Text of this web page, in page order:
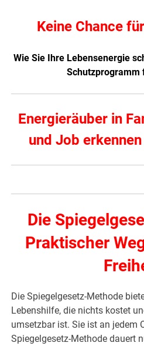
Keine Chance
Wie Sie Ihre Lebensenergie
Schutzprogramm
Energieräuber in
und Job
Die
Praktischer
Die Spiegelgesetz-Methode
Lebenshilfe, die nichts kostet
umsetzbar ist. Sie ist an jedem
Spiegelgesetz-Methode dauert